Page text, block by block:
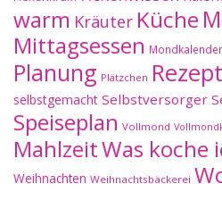
warm Kräuter Küche
Mittagsessen Mondkalender
Planung Plätzchen Rezept
selbstgemacht Selbstversorger
Speiseplan Vollmond
MahlzeitWas koche
Weihnachten Weihnachtsbäckerei